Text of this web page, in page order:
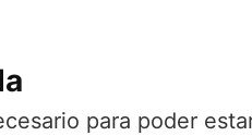
para poder